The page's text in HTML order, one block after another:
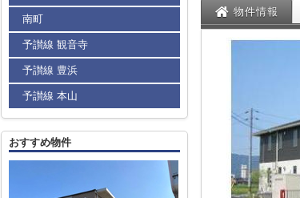
物件情報
南町
予讃線 観音寺
予讃線 豊浜
予讃線 本山
おすすめ物件